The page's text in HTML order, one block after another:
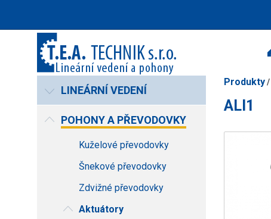
LINEÁRNÍ VEDENÍ
POHONY A PŘEVODOVKY
Kuželové převodovky
Šnekové převodovky
Zdvižné převodovky
Aktuátory
Produkty
ALI1